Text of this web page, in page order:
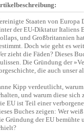
Staaten von Europa
der EU-Diktatur Italiens
und Großbritannien
Doch wie geht es
zieht die Fäden? Dieses
Die Gründung der
die auch unser
Kipp verdeutlicht,
und warum diese
EU ist Teil einer
Buches zeigen: Wer
Gründung der EU bemühte